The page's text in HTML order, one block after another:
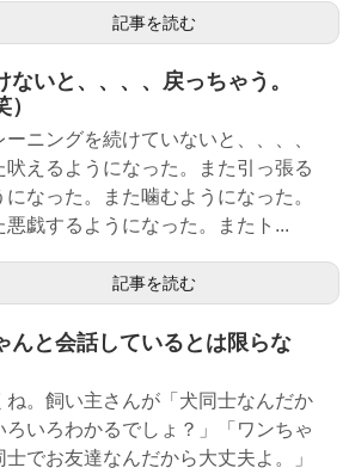
記事を読む
ないと、、、、戻っちゃう。
）
ーニングを続けていないと、、、、
吠えるようになった。また引っ張る
になった。また噛むようになった。
悪戯するようになった。またト...
記事を読む
んと会話しているとは限らな
ね。飼い主さんが「犬同士なんだか
ろいろわかるでしょ？」「ワンちゃ
士でお友達なんだから大丈夫よ。」